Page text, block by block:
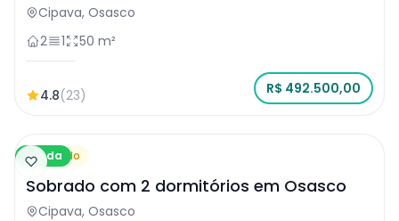
Osasco
Cipava, Osasco
2
1 50 m²
4.8(23) R$ 492.500,00
Venda
Sobrado
Sobrado com 2 dormitórios em Osasco
Cipava, Osasco